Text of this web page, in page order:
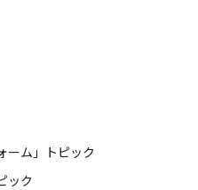
ーム」トピック
ック